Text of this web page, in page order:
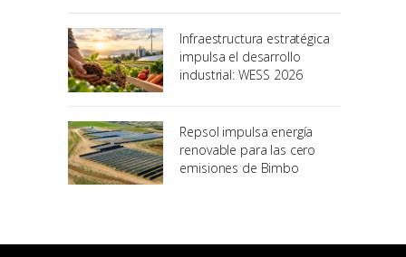
Infraestructura estratégica
impulsa el desarrollo
industrial: WESS 2026
Repsol impulsa energía
renovable para las cero
emisiones de Bimbo